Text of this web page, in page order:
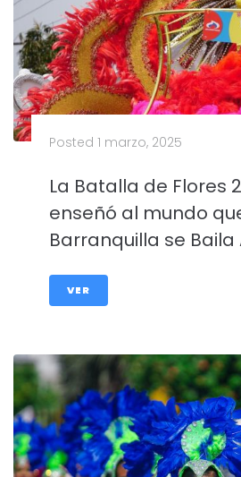
Posted 1 marzo, 2025
La Batalla de Flores
enseñó al mundo
Barranquilla se Baila
VER